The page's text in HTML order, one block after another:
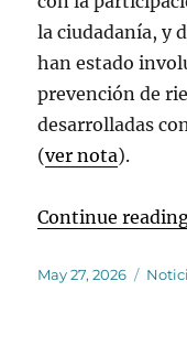
la ciudadanía, y
han estado
prevención de
desarrolladas
(ver nota).
Continue
Posted
May 27, 2026